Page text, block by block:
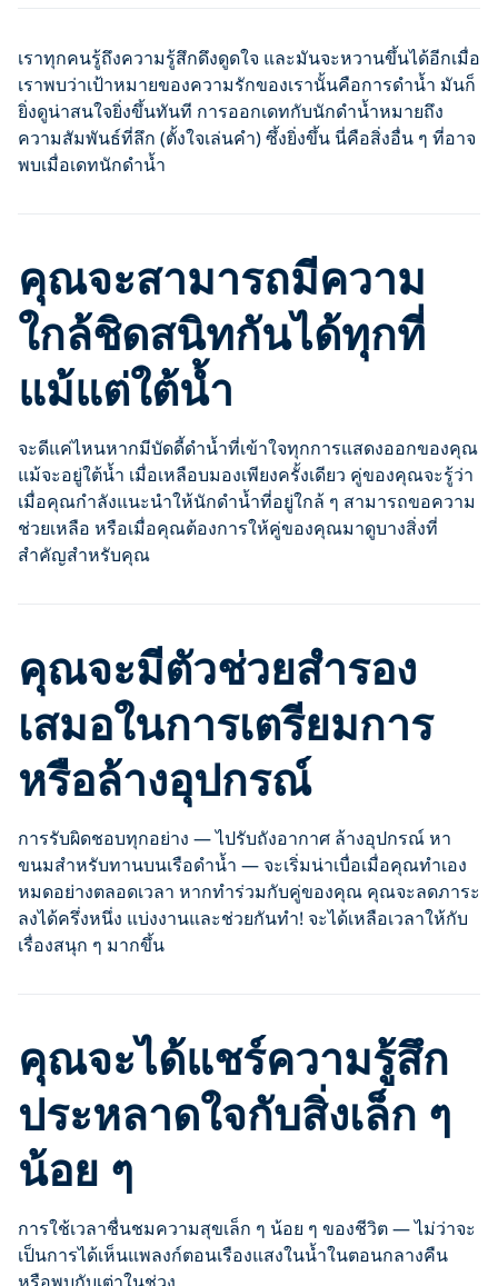
เราทุกคนรู้ถึงความรู้สึกดึงดูดใจ และมันจะหวานขึ้นได้อีกเมื่อ
เราพบว่าเป้าหมายของความรักของเรานั้นคือการดำน้ำ มันก็
ยิ่งดูน่าสนใจยิ่งขึ้นทันที การออกเดทกับนักดำน้ำหมายถึง
ความสัมพันธ์ที่ลึก (ตั้งใจเล่นคำ) ซึ้งยิ่งขึ้น นี่คือสิ่งอื่น ๆ ที่อาจ
พบเมื่อเดทนักดำน้ำ
คุณจะสามารถมีความ
ใกล้ชิดสนิทกันได้ทุกที่
แม้แต่ใต้น้ำ
จะดีแค่ไหนหากมีบัดดี้ดำน้ำที่เข้าใจทุกการแสดงออกของคุณ
แม้จะอยู่ใต้น้ำ เมื่อเหลือบมองเพียงครั้งเดียว คู่ของคุณจะรู้ว่า
เมื่อคุณกำลังแนะนำให้นักดำน้ำที่อยู่ใกล้ ๆ สามารถขอความ
ช่วยเหลือ หรือเมื่อคุณต้องการให้คู่ของคุณมาดูบางสิ่งที่
สำคัญสำหรับคุณ
คุณจะมีตัวช่วยสำรอง
เสมอในการเตรียมการ
หรือล้างอุปกรณ์
การรับผิดชอบทุกอย่าง — ไปรับถังอากาศ ล้างอุปกรณ์ หา
ขนมสำหรับทานบนเรือดำน้ำ — จะเริ่มน่าเบื่อเมื่อคุณทำเอง
หมดอย่างตลอดเวลา หากทำร่วมกับคู่ของคุณ คุณจะลดภาระ
ลงได้ครึ่งหนึ่ง แบ่งงานและช่วยกันทำ! จะได้เหลือเวลาให้กับ
เรื่องสนุก ๆ มากขึ้น
คุณจะได้แชร์ความรู้สึก
ประหลาดใจกับสิ่งเล็ก ๆ
น้อย ๆ
การใช้เวลาชื่นชมความสุขเล็ก ๆ น้อย ๆ ของชีวิต — ไม่ว่าจะ
เป็นการได้เห็นแพลงก์ตอนเรืองแสงในน้ำในตอนกลางคืน